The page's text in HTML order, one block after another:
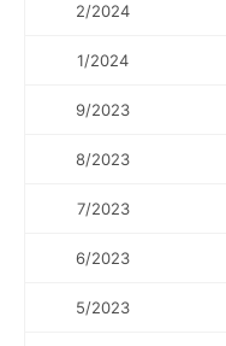
2/2024
1/2024
9/2023
8/2023
7/2023
6/2023
5/2023